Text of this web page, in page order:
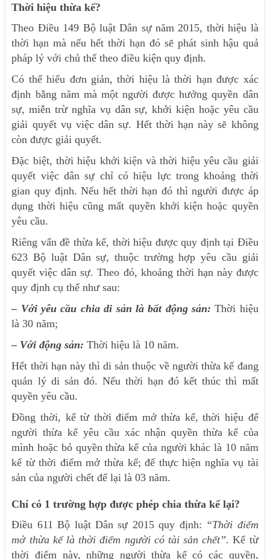
Thời hiệu thừa kế?
Theo Điều 149 Bộ luật Dân sự năm 2015, thời hiệu là
thời hạn mà nếu hết thời hạn đó sẽ phát sinh hậu quả
pháp lý với chủ thể theo điều kiện quy định.
Có thể hiểu đơn giản, thời hiệu là thời hạn được xác
định bằng năm mà một người được hưởng quyền dân
sự, miễn trừ nghĩa vụ dân sự, khởi kiện hoặc yêu cầu
giải quyết vụ việc dân sự. Hết thời hạn này sẽ không
còn được giải quyết.
Đặc biệt, thời hiệu khởi kiện và thời hiệu yêu cầu giải
quyết việc dân sự chỉ có hiệu lực trong khoảng thời
gian quy định. Nếu hết thời hạn đó thì người được áp
dụng thời hiệu cũng mất quyền khởi kiện hoặc quyền
yêu cầu.
Riêng vấn đề thừa kế, thời hiệu được quy định tại Điều
623 Bộ luật Dân sự, thuộc trường hợp yêu cầu giải
quyết việc dân sự. Theo đó, khoảng thời hạn này được
quy định cụ thể như sau:
– Với yêu cầu chia di sản là bất động sản:Thời hiệu
là 30 năm;
– Với động sản:Thời hiệu là 10 năm.
Hết thời hạn này thì di sản thuộc về người thừa kế đang
quản lý di sản đó. Nếu thời hạn đó kết thúc thì mất
quyền yêu cầu.
Đồng thời, kể từ thời điểm mở thừa kế, thời hiệu để
người thừa kế yêu cầu xác nhận quyền thừa kế của
mình hoặc bỏ quyền thừa kế của người khác là 10 năm
kể từ thời điểm mở thừa kế; để thực hiện nghĩa vụ tài
sản của người chết để lại là 03 năm.
Chỉ có 1 trường hợp được phép chia thừa kế lại?
Điều 611 Bộ luật Dân sự 2015 quy định: “Thời điểm
mở thừa kế là thời điểm người có tài sản chết”.Kể từ
thời điểm này, những người thừa kế có các quyền,